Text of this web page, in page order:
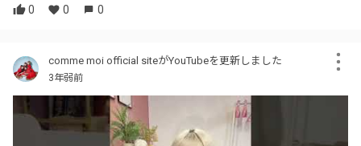
0 0 0
comme moi official siteがYouTubeを更新しました
3年弱前